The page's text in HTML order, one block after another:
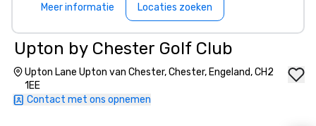
Meer informatie Locaties zoeken
Upton by Chester Golf Club
Upton Lane Upton van Chester, Chester, Engeland, CH2
1EE
Contact met ons opnemen